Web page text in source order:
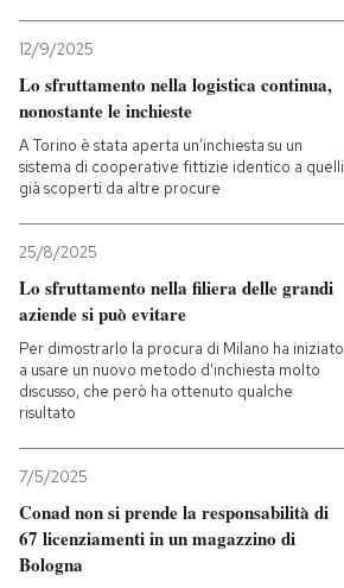
12/9/2025
Lo sfruttamento nella logistica continua,
nonostante le inchieste
A Torino è stata aperta un’inchiesta su un
sistema di cooperative fittizie identico a quelli
già scoperti da altre procure
25/8/2025
Lo sfruttamento nella filiera delle grandi
aziende si può evitare
Per dimostrarlo la procura di Milano ha iniziato
a usare un nuovo metodo d'inchiesta molto
discusso, che però ha ottenuto qualche
risultato
7/5/2025
Conad non si prende la responsabilità di
67 licenziamenti in un magazzino di
Bologna